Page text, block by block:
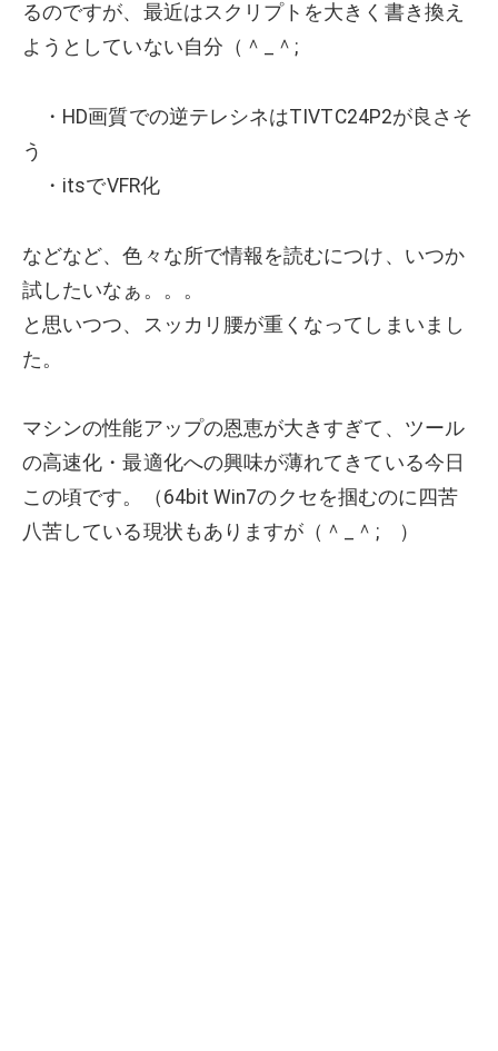
るのですが、最近はスクリプトを大きく書き換え
ようとしていない自分（＾_＾;
・HD画質での逆テレシネはTIVTC24P2が良さそ
う
・itsでVFR化
などなど、色々な所で情報を読むにつけ、いつか
試したいなぁ。。。
と思いつつ、スッカリ腰が重くなってしまいまし
た。
マシンの性能アップの恩恵が大きすぎて、ツール
の高速化・最適化への興味が薄れてきている今日
この頃です。（64bit Win7のクセを掴むのに四苦
八苦している現状もありますが（＾_＾; ）